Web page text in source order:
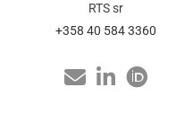
RTS sr
+358 40 584 3360